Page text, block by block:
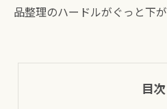
品整理のハードルがぐっと下が
目次